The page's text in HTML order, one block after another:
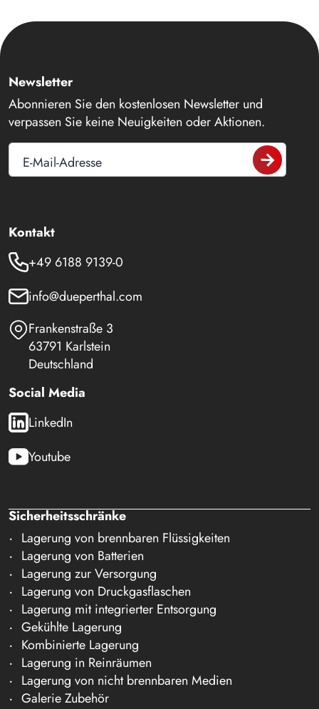
Newsletter
Abonnieren Sie den kostenlosen Newsletter und
verpassen Sie keine Neuigkeiten oder Aktionen.
E-Mail-Adresse
Kontakt
+49 6188 9139-0
info@dueperthal.com
Frankenstraße 3
63791 Karlstein
Deutschland
Social Media
LinkedIn
Youtube
Sicherheitsschränke
Lagerung von brennbaren Flüssigkeiten
Lagerung von Batterien
Lagerung zur Versorgung
Lagerung von Druckgasflaschen
Lagerung mit integrierter Entsorgung
Gekühlte Lagerung
Kombinierte Lagerung
Lagerung in Reinräumen
Lagerung von nicht brennbaren Medien
Galerie Zubehör